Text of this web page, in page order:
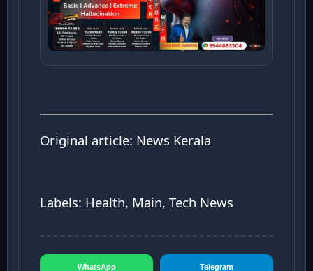
Original article: News Kerala
Labels: Health, Main, Tech News
WhatsApp Telegram